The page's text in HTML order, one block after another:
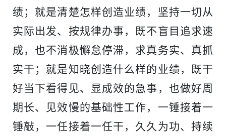
水运
绩；就是清楚怎样创造业绩，坚持一切从
实际出发、按规律办事，既不盲目追求速
成，也不消极懈怠停滞，求真务实、真抓
实干；就是知晓创造什么样的业绩，既干
好当下看得见、显成效的急事，也做好周
期长、见效慢的基础性工作，一锤接着一
锤敲，一任接着一任干，久久为功、持续